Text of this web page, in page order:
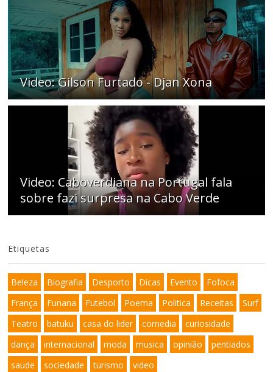
Video: Gilson Furtado - Djan Xona
Video: Caboverdiana na Portugal fala
sobre fazi surpresa na Cabo Verde
Etiquetas
Beleza Biografia Desporto Dicas Evento
Fofoca
França
Funana Futebol Poema Politica Receitas
Surf
Teatro
batuku casa do lider comedia
curiosidade
dança
internacional moda musica opinião
pentiados
saude
sociedade turismo video